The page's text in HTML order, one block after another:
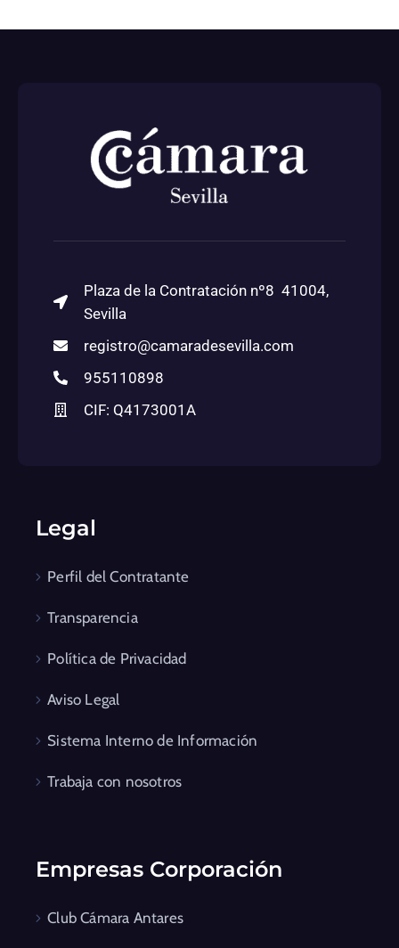
Plaza de la Contratación nº8 41004,
Sevilla
registro@camaradesevilla.com
955110898
CIF: Q4173001A
Legal
Perfil del Contratante
Transparencia
Política de Privacidad
Aviso Legal
Sistema Interno de Información
Trabaja con nosotros
Empresas Corporación
Club Cámara Antares